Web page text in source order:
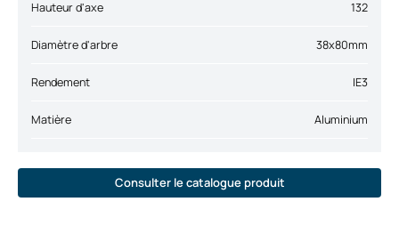
Hauteur d'axe 132
Diamètre d'arbre 38x80mm
Rendement IE3
Matière Aluminium
Consulter le catalogue produit